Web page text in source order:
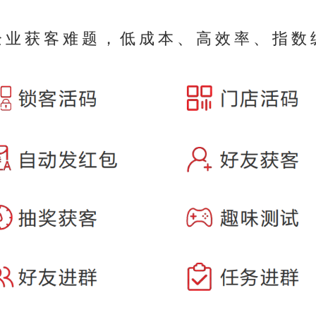
业获客难题，低成本、高效率、指数